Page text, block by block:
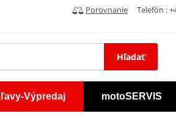
Porovnanie
Telefón :
Hľadať
Výpredaj motoSERVIS